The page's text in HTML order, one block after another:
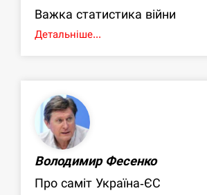
Важка статистика війни
Детальніше...
Володимир Фесенко
Про саміт Україна-ЄС